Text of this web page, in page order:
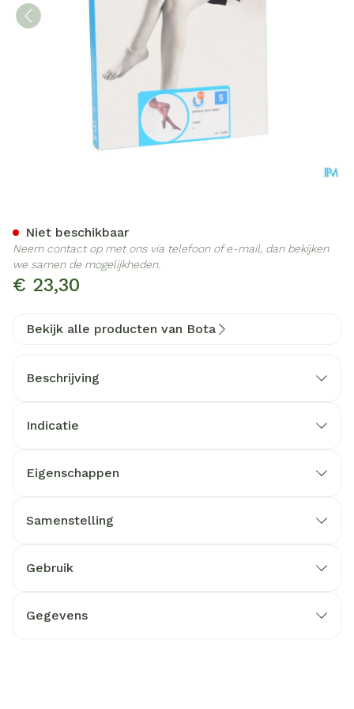
€ 23,30
Niet beschikbaar
Neem contact op met ons via telefoon of e-mail, dan bekijken
we samen de mogelijkheden.
Bekijk alle producten van Bota
Beschrijving
Indicatie
Eigenschappen
Samenstelling
Gebruik
Gegevens